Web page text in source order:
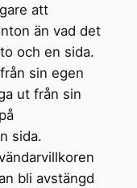
att
än vad det
och en sida.
sin egen
ut från sin
sida.
bli avstängd